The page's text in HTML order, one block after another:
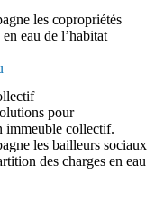
les copropriétés
eau de l’habitat
pour
immeuble collectif.
les bailleurs sociaux
des charges en eau